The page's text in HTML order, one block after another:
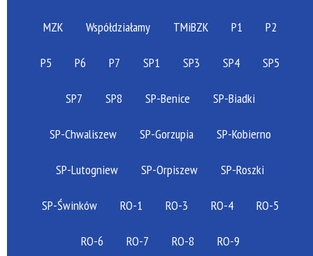
MZK Współdziałamy TMiBZK P1 P2
P5 P6 P7 SP1 SP3 SP4 SP5
SP7 SP8 SP-Benice SP-Biadki
SP-Chwaliszew SP-Gorzupia SP-Kobierno
SP-Lutogniew SP-Orpiszew SP-Roszki
SP-Świnków RO-1 RO-3 RO-4 RO-5
RO-6 RO-7 RO-8 RO-9